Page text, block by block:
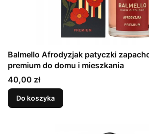
Balmello Afrodyzjak patyczki
premium do domu i mieszkania
Cena
40,00 zł
Do koszyka